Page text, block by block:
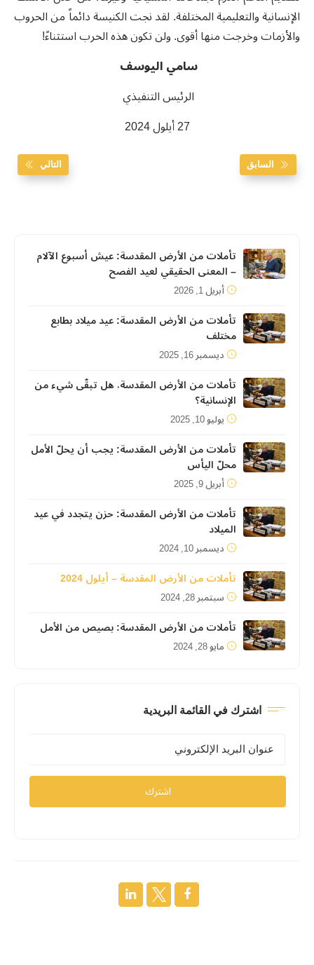
الإنسانية والتعليمية المختلفة. لقد نجت الكنيسة دائماً من الحروب
والأزمات وخرجت منها أقوى. ولن تكون هذه الحرب استثناءً!
سامي اليوسف
الرئيس التنفيذي
27 أيلول 2024
السابق التالي
تأملات من الأرض المقدسة: عيش أسبوع الآلام
– المعنى الحقيقي لعيد الفصح
أبريل 1, 2026
تأملات من الأرض المقدسة: عيد ميلاد بطابع
مختلف
ديسمبر 16, 2025
تأملات من الأرض المقدسة، هل تبقّى شيء من
الإنسانية؟
يوليو 10, 2025
تأملات من الأرض المقدسة: يجب أن يحلّ الأمل
محلّ اليأس
أبريل 9, 2025
تأملات من الأرض المقدسة: حزن يتجدد في عيد
الميلاد
ديسمبر 10, 2024
تأملات من الأرض المقدسة – أيلول 2024
سبتمبر 28, 2024
تأملات من الأرض المقدسة: بصيص من الأمل
مايو 28, 2024
اشترك في القائمة البريدية
اشترك